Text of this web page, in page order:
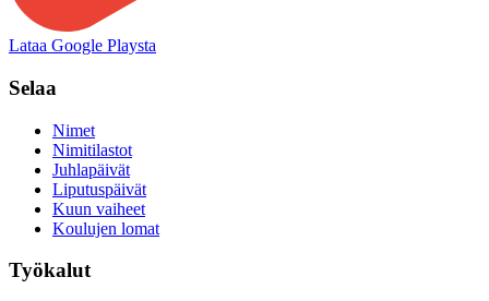
Lataa Google Playsta
Selaa
Nimet
Nimitilastot
Juhlapäivät
Liputuspäivät
Kuun vaiheet
Koulujen lomat
Työkalut